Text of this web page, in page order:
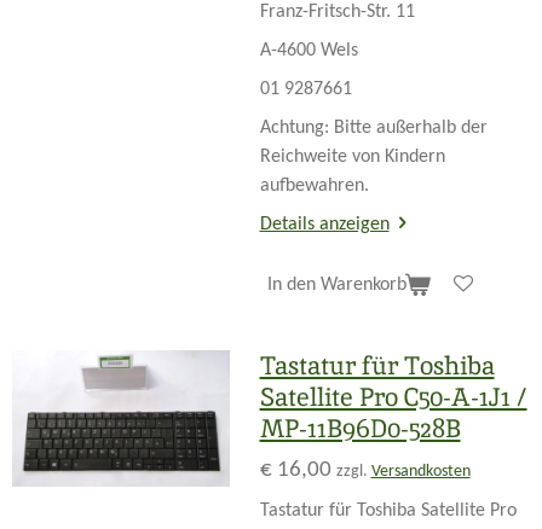
Franz-Fritsch-Str. 11
A-4600 Wels
01 9287661
Achtung: Bitte außerhalb der
Reichweite von Kindern
aufbewahren.
Details anzeigen
In den Warenkorb
Tastatur für Toshiba
Satellite Pro C50-A-1J1 /
MP-11B96D0-528B
€ 16,00 zzgl. Versandkosten
Tastatur für Toshiba Satellite Pro